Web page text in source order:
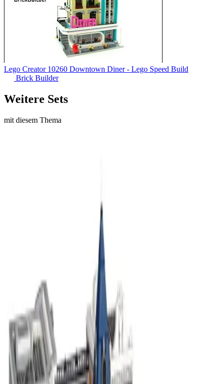
Lego Creator 10260 Downtown Diner - Lego Speed Build
Brick Builder
Weitere Sets
mit diesem Thema